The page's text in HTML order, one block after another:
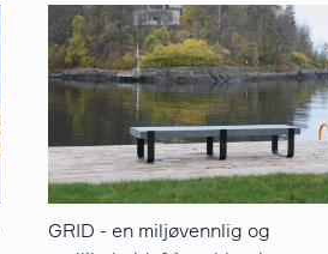
GRID - en miljøvennlig og